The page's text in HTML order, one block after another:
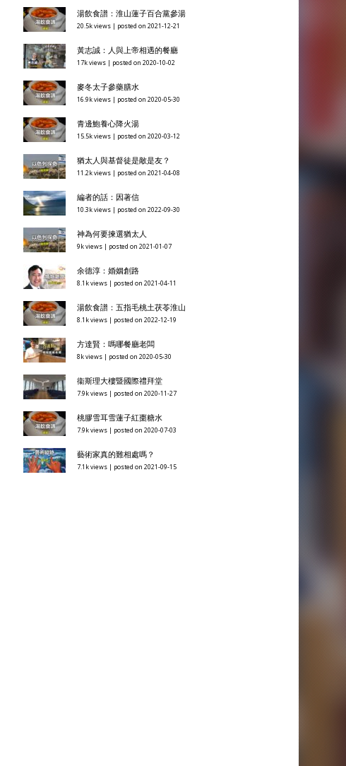
湯飲食譜：淮山蓮子百合黨參湯
20.5k views posted on 2021-12-21
黃志誠：人與上帝相遇的餐廳
17k views posted on 2020-10-02
麥冬太子參藥膳水
16.9k views posted on 2020-05-30
青邊鮑養心降火湯
15.5k views posted on 2020-03-12
猶太人與基督徒是敵是友？
11.2k views posted on 2021-04-08
編者的話：因著信
10.3k views posted on 2022-09-30
神為何要揀選猶太人
9k views posted on 2021-01-07
余德淳：婚姻創路
8.1k views posted on 2021-04-11
湯飲食譜：五指毛桃土茯苓淮山
8.1k views posted on 2022-12-19
方達賢：嗎哪餐廳老闆
8k views posted on 2020-05-30
衞斯理大樓暨國際禮拜堂
7.9k views posted on 2020-11-27
桃膠雪耳雪蓮子紅棗糖水
7.9k views posted on 2020-07-03
藝術家真的難相處嗎？
7.1k views posted on 2021-09-15